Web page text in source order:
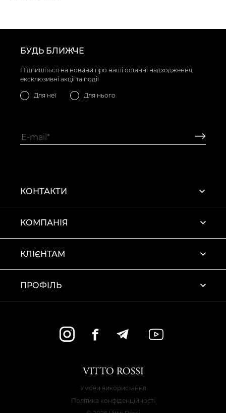
БУДЬ БЛИЖЧЕ
Підпишіться на новини про наші останні надходження,
ексклюзивні акції та події
Для неї Для нього
КОНТАКТИ
КОМПАНІЯ
КЛІЄНТАМ
ПРОФІЛЬ
Умови використання
Політика конфіденційності